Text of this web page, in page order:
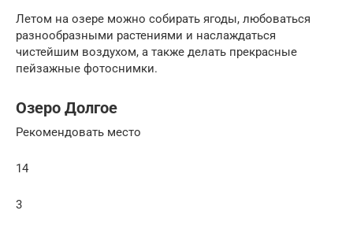
Летом на озере можно собирать ягоды, любоваться
разнообразными растениями и наслаждаться
чистейшим воздухом, а также делать прекрасные
пейзажные фотоснимки.
Озеро Долгое
Рекомендовать место
14
3